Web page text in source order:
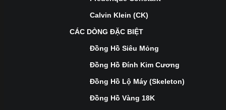
Calvin Klein (CK)
CÁC DÒNG ĐẶC BIỆT
Đồng Hồ Siêu Mỏng
Đồng Hồ Đính Kim Cương
Đồng Hồ Lộ Máy (Skeleton)
Đồng Hồ Vàng 18K